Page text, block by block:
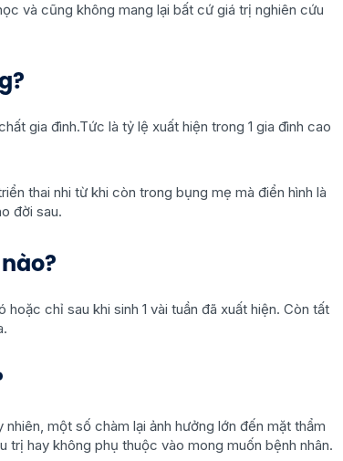
và cũng không mang lại bất cứ giá trị nghiên cứu
gia đình.Tức là tỷ lệ xuất hiện trong 1 gia đình cao
thai nhi từ khi còn trong bụng mẹ mà điển hình là
đời sau.
chỉ sau khi sinh 1 vài tuần đã xuất hiện. Còn tất
một số chàm lại ảnh hưởng lớn đến mặt thẩm
trị hay không phụ thuộc vào mong muốn bệnh nhân.